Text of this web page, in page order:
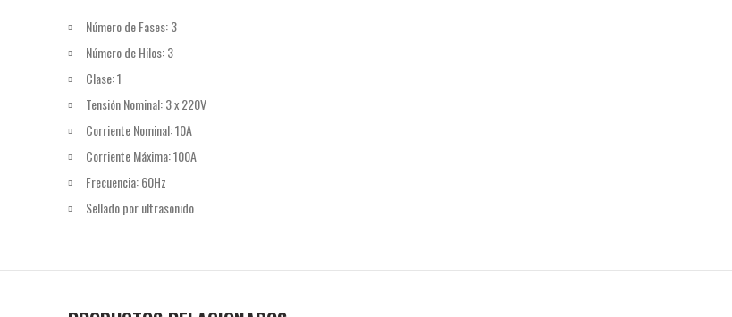
Número de Fases: 3
Número de Hilos: 3
Clase: 1
Tensión Nominal: 3 x 220V
Corriente Nominal: 10A
Corriente Máxima: 100A
Frecuencia: 60Hz
Sellado por ultrasonido